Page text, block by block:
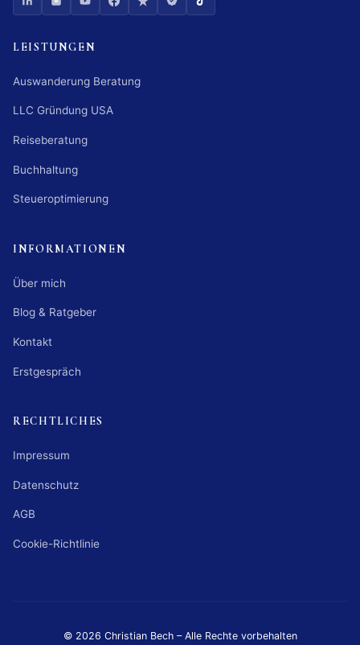
LEISTUNGEN
Auswanderung Beratung
LLC Gründung USA
Reiseberatung
Buchhaltung
Steueroptimierung
INFORMATIONEN
Über mich
Blog & Ratgeber
Kontakt
Erstgespräch
RECHTLICHES
Impressum
Datenschutz
AGB
Cookie-Richtlinie
© 2026 Christian Bech – Alle Rechte vorbehalten